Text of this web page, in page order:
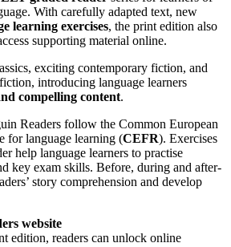
With carefully adapted text, new
learning exercises, the print edition also
supporting material online.
exciting contemporary fiction, and
introducing language learners
compelling content.
Readers follow the Common European
for language learning (CEFR). Exercises
help language learners to practise
key exam skills. Before, during and after-
story comprehension and develop
website
edition, readers can unlock online